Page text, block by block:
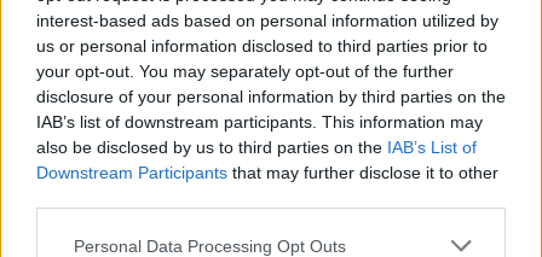
interest-based ads based on personal information utilized by
us or personal information disclosed to third parties prior to
your opt-out. You may separately opt-out of the further
disclosure of your personal information by third parties on the
IAB’s list of downstream participants. This information may
also be disclosed by us to third parties on the IAB’s List of
Downstream Participants that may further disclose it to other
Personal Data Processing Opt Outs
Γιάννης Στάνκογλου: Φωτογραφία
από το παρελθόν με μακρύ μαλλί και
ροκ στιλ από τα νεανικά του χρόνια
SHOWBIZ
Ιουλία Καλλιμάνη: Επέστρεψε τα
λουλούδια στο κεφάλι θαμώνα που